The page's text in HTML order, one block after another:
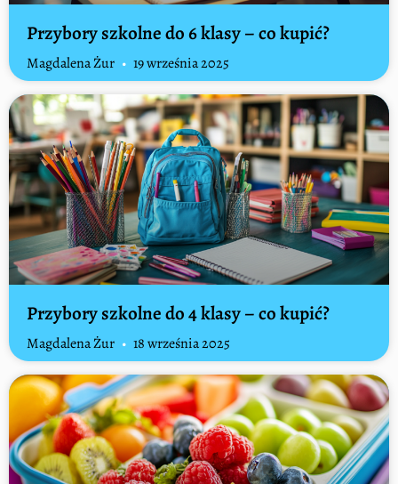
Przybory szkolne do 6 klasy – co kupić?
Magdalena Żur 19 września 2025
Przybory szkolne do 4 klasy – co kupić?
Magdalena Żur 18 września 2025